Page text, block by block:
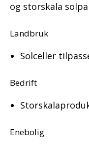
og storskala
Landbruk
Solceller
Bedrift
Enebolig